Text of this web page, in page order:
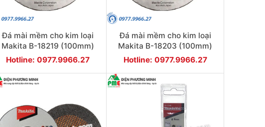
Đá mài mềm cho kim loại
Makita B-18219 (100mm)
Hotline: 0977.9966.27
Đá mài mềm cho kim loại
Makita B-18203 (100mm)
Hotline: 0977.9966.27